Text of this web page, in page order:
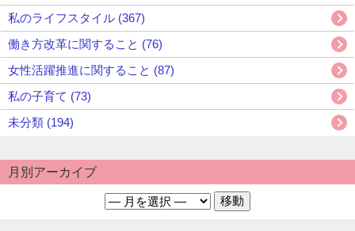
私のライフスタイル (367)
働き方改革に関すること (76)
女性活躍推進に関すること (87)
私の子育て (73)
未分類 (194)
月別アーカイブ